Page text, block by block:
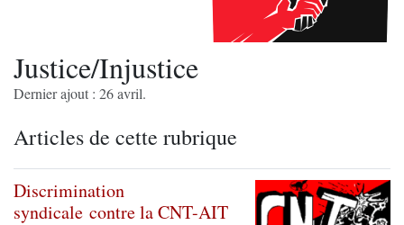
Justice/Injustice
Dernier ajout : 26 avril.
Articles de cette rubrique
Discrimination
syndicale contre la CNT-AIT